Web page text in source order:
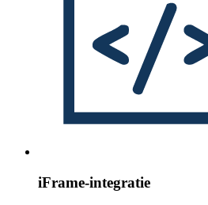
iFrame-integratie